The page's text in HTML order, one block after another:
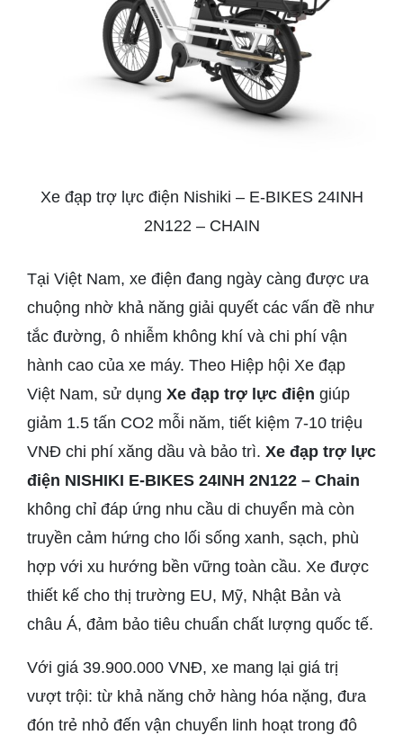
Xe đạp trợ lực điện Nishiki – E-BIKES 24INH
2N122 – CHAIN
Tại Việt Nam, xe điện đang ngày càng được ưa
chuộng nhờ khả năng giải quyết các vấn đề như
tắc đường, ô nhiễm không khí và chi phí vận
hành cao của xe máy. Theo Hiệp hội Xe đạp
Việt Nam, sử dụng Xe đạp trợ lực điện giúp
giảm 1.5 tấn CO2 mỗi năm, tiết kiệm 7-10 triệu
VNĐ chi phí xăng dầu và bảo trì. Xe đạp trợ lực
điện NISHIKI E-BIKES 24INH 2N122 – Chain
không chỉ đáp ứng nhu cầu di chuyển mà còn
truyền cảm hứng cho lối sống xanh, sạch, phù
hợp với xu hướng bền vững toàn cầu. Xe được
thiết kế cho thị trường EU, Mỹ, Nhật Bản và
châu Á, đảm bảo tiêu chuẩn chất lượng quốc tế.
Với giá 39.900.000 VNĐ, xe mang lại giá trị
vượt trội: từ khả năng chở hàng hóa nặng, đưa
đón trẻ nhỏ đến vận chuyển linh hoạt trong đô